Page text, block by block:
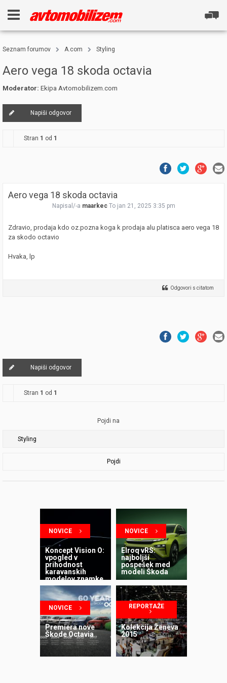
Seznam forumov A.com Styling
Aero vega 18 skoda octavia
Moderator: Ekipa Avtomobilizem.com
Napiši odgovor
Stran 1 od 1
Aero vega 18 skoda octavia
Napisal/-a maarkec To jan 21, 2025 3:35 pm
Zdravio, prodaja kdo oz.pozna koga k prodaja alu platisca aero vega 18
za skodo octavio
Hvaka, lp
Odgovori s citatom
Napiši odgovor
Stran 1 od 1
Pojdi na
Pojdi
NOVICE
Koncept Vision O:
vpogled v
prihodnost
karavanskih
modelov znamke
Škoda
NOVICE
Elroq vRS:
najboljši
pospešek med
modeli Škoda
NOVICE
Premiera nove
Škode Octavia
REPORTAŽE
Kolekcija Ženeva
2015